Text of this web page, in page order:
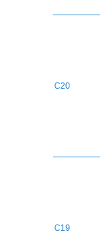
C20
C19